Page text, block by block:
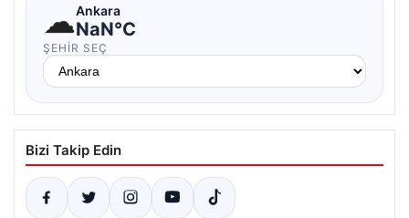
☁Ankara
NaN°C
ŞEHIR SEÇ
Bizi Takip Edin